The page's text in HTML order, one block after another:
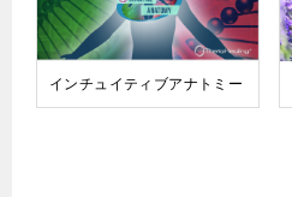
インチュイティブアナトミー